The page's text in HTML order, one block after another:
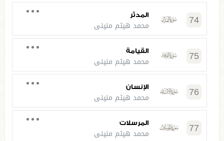
74 المدثر
محمد هيثم منيني
75 القيامة
محمد هيثم منيني
76 الإنسان
محمد هيثم منيني
77 المرسلات
محمد هيثم منيني